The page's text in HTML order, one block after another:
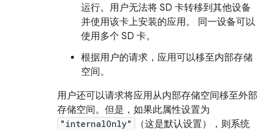
运行。用户无法将 SD 卡转移到其他设备
并使用该卡上安装的应用。 同一设备可以
使用多个 SD 卡。
根据用户的请求，应用可以移至内部存储
空间。
用户还可以请求将应用从内部存储空间移至外部
存储空间。但是，如果此属性设置为
"internalOnly"
（这是默认设置），则系统